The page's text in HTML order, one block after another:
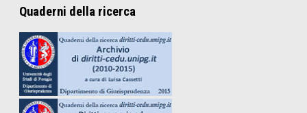
Quaderni della ricerca